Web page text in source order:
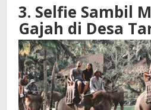
3. Selfie Sambil
Gajah di Desa